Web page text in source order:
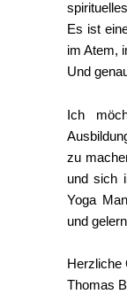
Es ist
im Atem,
Und
Ich
zu
und sich
Yoga
und
Herzliche
Thomas